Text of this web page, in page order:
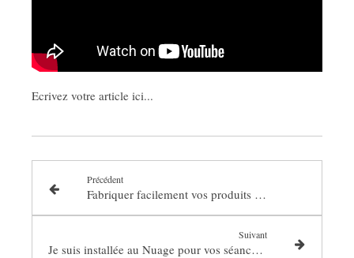
Ecrivez votre article ici...
Précédent
Fabriquer facilement vos produits de beauté pour le visage avec des huiles essentielles
Suivant
Je suis installée au Nuage pour vos séances de Naturopathie